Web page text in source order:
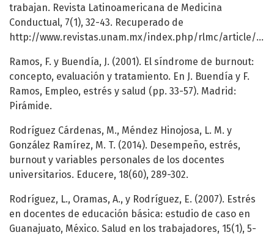
trabajan. Revista Latinoamericana de Medicina
Conductual, 7(1), 32-43. Recuperado de
http://www.revistas.unam.mx/index.php/rlmc/article/view/62345/54860
Ramos, F. y Buendía, J. (2001). El síndrome de burnout:
concepto, evaluación y tratamiento. En J. Buendía y F.
Ramos, Empleo, estrés y salud (pp. 33-57). Madrid:
Pirámide.
Rodríguez Cárdenas, M., Méndez Hinojosa, L. M. y
González Ramírez, M. T. (2014). Desempeño, estrés,
burnout y variables personales de los docentes
universitarios. Educere, 18(60), 289-302.
Rodríguez, L., Oramas, A., y Rodríguez, E. (2007). Estrés
en docentes de educación básica: estudio de caso en
Guanajuato, México. Salud en los trabajadores, 15(1), 5-